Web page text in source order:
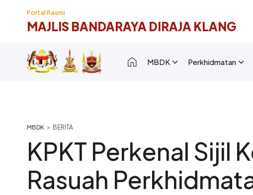
Portal Rasmi
MAJLIS BANDARAYA DIRAJA KLANG
Main navigation [New
MBDK Perkhidmatan
Breadcrumb
BERITA
KPKT Perkenal Sijil
Rasuah